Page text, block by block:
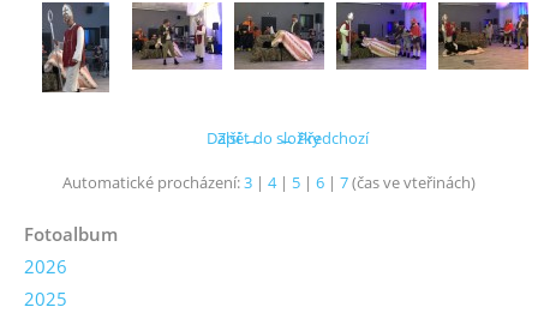
← Předchozí
Další →
Zpět do složky
Automatické procházení:3 | 4| 5 | 6 | 7(čas ve vteřinách)
Fotoalbum
2026
2025